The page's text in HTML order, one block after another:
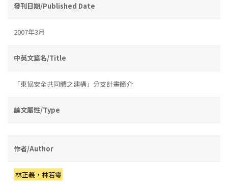
發刊日期/Published Date
2007年3月
中英文篇名/Title
「東協安全共同體之建構」分支計畫簡介
論文屬性/Type
作者/Author
林正義，林若雩